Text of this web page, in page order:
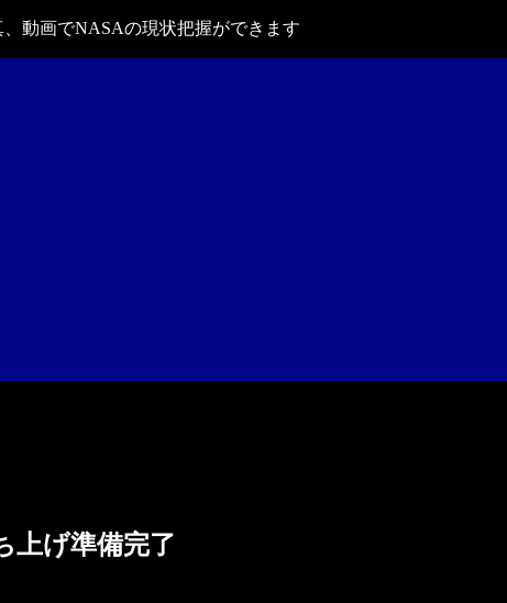
動画でNASAの現状把握ができます
上げ準備完了